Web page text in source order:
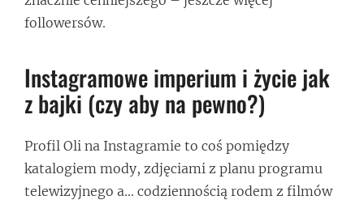
followersów.
Instagramowe imperium i życie jak
z bajki (czy aby na pewno?)
Profil Oli na Instagramie to coś pomiędzy
katalogiem mody, zdjęciami z planu programu
telewizyjnego a… codziennością rodem z filmów